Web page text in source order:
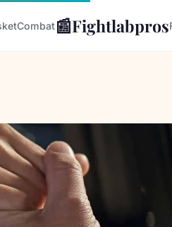
Combat📰Fightlabpros